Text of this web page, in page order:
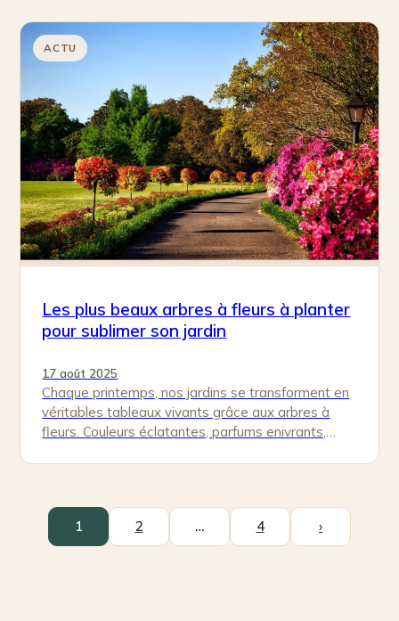
ACTU
Les plus beaux arbres à fleurs à planter
pour sublimer son jardin
17 août 2025
Chaque printemps, nos jardins se transforment en
véritables tableaux vivants grâce aux arbres à
fleurs. Couleurs éclatantes, parfums enivrants,
1 2 … 4 ›